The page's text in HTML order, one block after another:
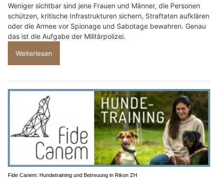
Weniger sichtbar sind jene Frauen und Männer, die Personen
schützen, kritische Infrastrukturen sichern, Straftaten aufklären
oder die Armee vor Spionage und Sabotage bewahren. Genau
das ist die Aufgabe der Militärpolizei.
Weiterlesen
Fide Canem: Hundetraining und Betreuung in Rikon ZH